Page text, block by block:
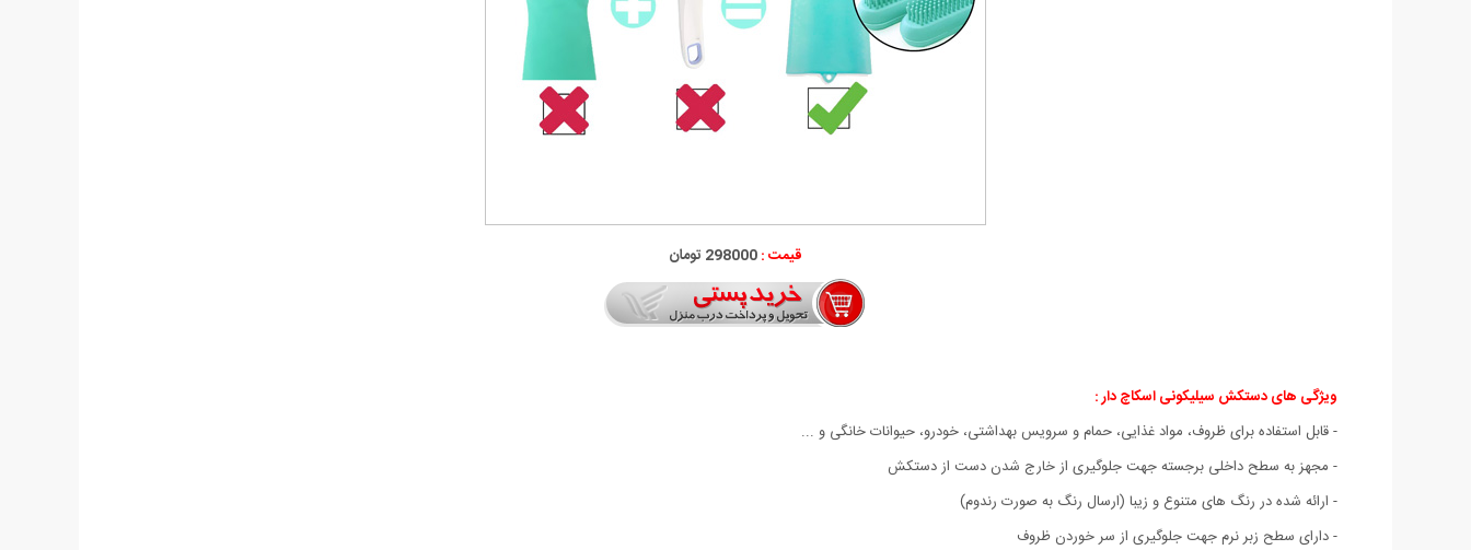
قیمت :298000 تومان
ویژگی های دستکش سیلیکونی اسکاچ دار :
- قابل استفاده برای ظروف، مواد غذایی، حمام و سرویس بهداشتی، خودرو، حیوانات خانگی و ...
- مجهز به سطح داخلی برجسته جهت جلوگیری از خارج شدن دست از دستکش
- ارائه شده در رنگ های متنوع و زیبا (ارسال رنگ به صورت رندوم)
- دارای سطح زبر نرم جهت جلوگیری از سر خوردن ظروف